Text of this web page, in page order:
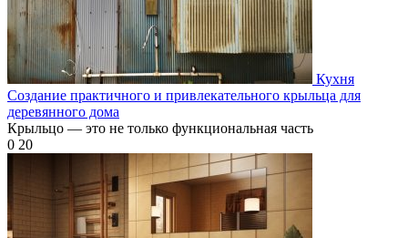
Кухня
Создание практичного и привлекательного крыльца для
деревянного дома
Крыльцо — это не только функциональная часть
0 20